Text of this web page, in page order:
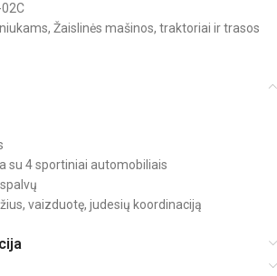
, Žaislinės mašinos, traktoriai ir trasos
su 4 sportiniai automobiliais
vaizduotę, judesių koordinaciją